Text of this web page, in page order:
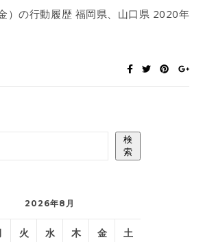
検
索
2026年8月
火 水 木 金 土